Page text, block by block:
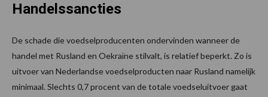
Handelssancties
De schade die voedselproducenten ondervinden wanneer de
handel met Rusland en Oekraïne stilvalt, is relatief beperkt. Zo is
uitvoer van Nederlandse voedselproducten naar Rusland namelijk
minimaal. Slechts 0,7 procent van de totale voedseluitvoer gaat